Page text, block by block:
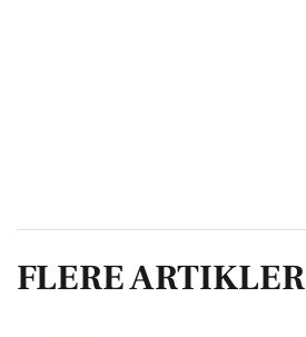
FLERE ARTIKLER